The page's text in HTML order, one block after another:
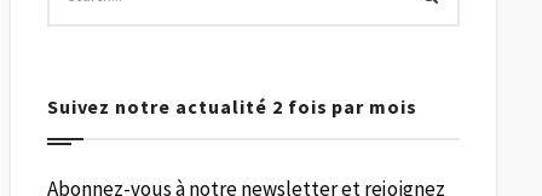
Suivez notre actualité 2 fois par mois
Abonnez-vous à notre newsletter et rejoignez